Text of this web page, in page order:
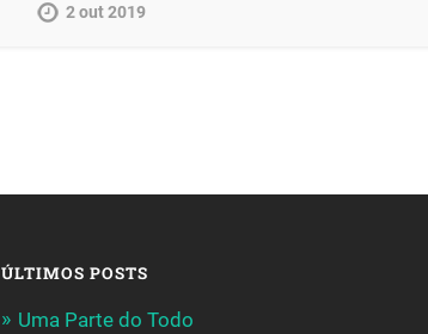
2 out 2019
ÚLTIMOS POSTS
Uma Parte do Todo